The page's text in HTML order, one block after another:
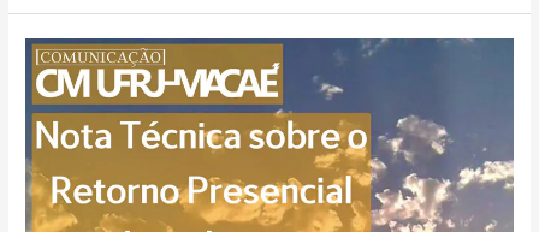
Nota
Técnica
sobre
Retorno
Presencial
de